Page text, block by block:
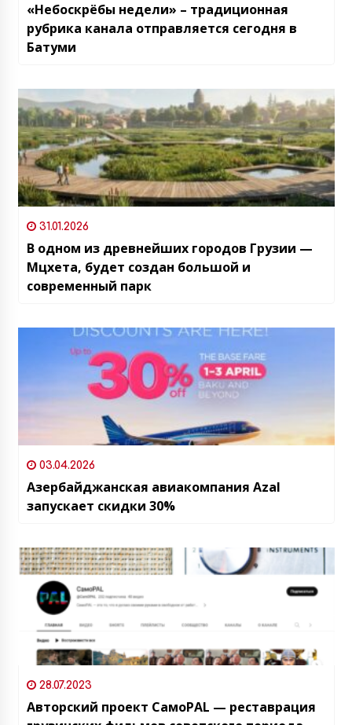
«Небоскрёбы недели» – традиционная
рубрика канала отправляется сегодня в
Батуми
31.01.2026
В одном из древнейших городов Грузии —
Мцхета, будет создан большой и
современный парк
03.04.2026
Азербайджанская авиакомпания Azal
запускает скидки 30%
28.07.2023
Авторский проект СамоPAL — реставрация